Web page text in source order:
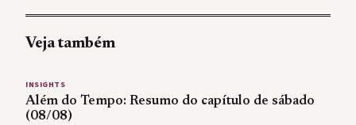
Veja também
INSIGHTS
Além do Tempo: Resumo do capítulo de sábado
(08/08)